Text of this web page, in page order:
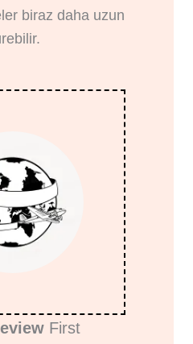
biraz daha uzun
First